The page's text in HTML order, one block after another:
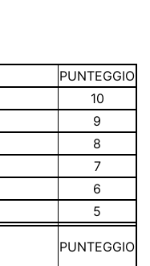
PUNTEGGIO
10
9
8
7
6
5
PUNTEGGIO